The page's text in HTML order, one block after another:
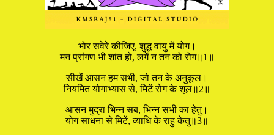
भोर सवेरे कीजिए, शुद्ध वायु में योग।
मन प्रांगण भी शांत हो, लगें न तन को रोग॥1॥
सीखें आसन हम सभी, जो तन के अनुकूल।
नियमित योगाभ्यास से, मिटें रोग के शूल॥2॥
आसन मुद्रा भिन्न सब, भिन्न सभी का हेतु।
योग साधना से मिटें, व्याधि के राहु केतु॥3॥